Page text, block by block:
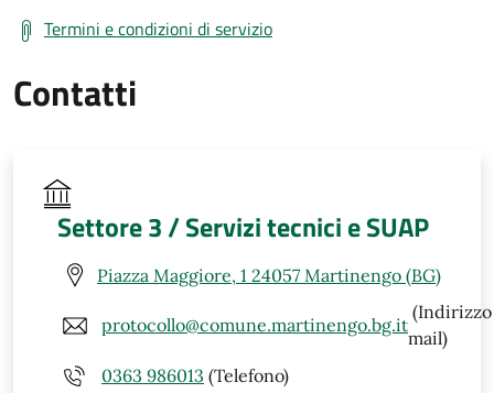
Termini e condizioni di servizio
Contatti
Settore 3 / Servizi tecnici e SUAP
Piazza Maggiore, 1 24057 Martinengo (BG)
protocollo@comune.martinengo.bg.it
(Indirizzo
mail)
0363 986013 (Telefono)